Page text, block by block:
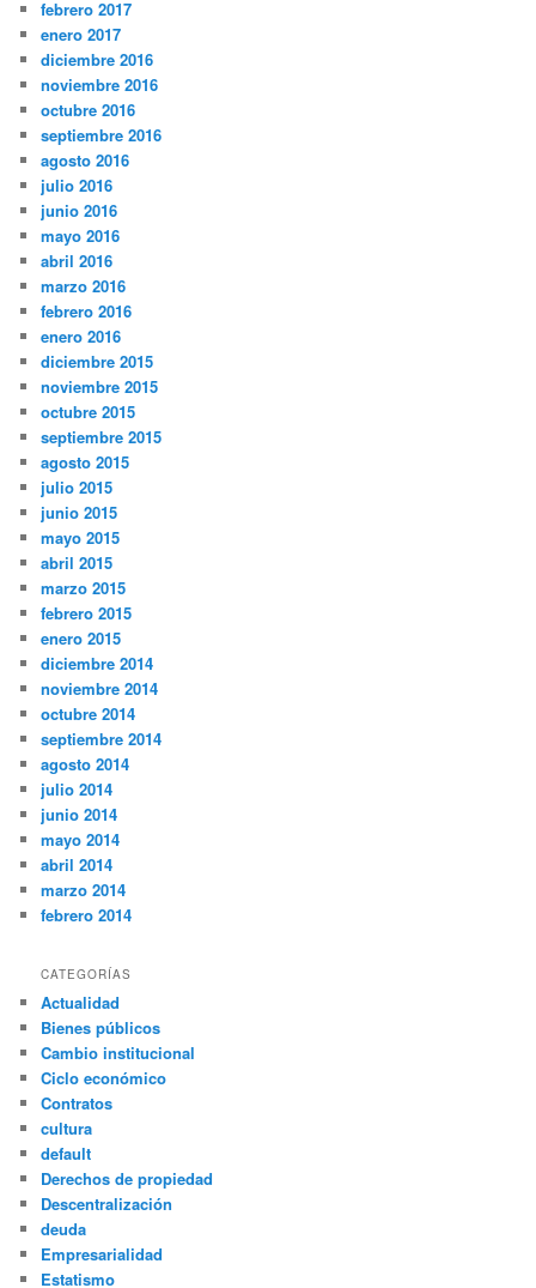
febrero 2017
enero 2017
diciembre 2016
noviembre 2016
octubre 2016
septiembre 2016
agosto 2016
julio 2016
junio 2016
mayo 2016
abril 2016
marzo 2016
febrero 2016
enero 2016
diciembre 2015
noviembre 2015
octubre 2015
septiembre 2015
agosto 2015
julio 2015
junio 2015
mayo 2015
abril 2015
marzo 2015
febrero 2015
enero 2015
diciembre 2014
noviembre 2014
octubre 2014
septiembre 2014
agosto 2014
julio 2014
junio 2014
mayo 2014
abril 2014
marzo 2014
febrero 2014
CATEGORÍAS
Actualidad
Bienes públicos
Cambio institucional
Ciclo económico
Contratos
cultura
default
Derechos de propiedad
Descentralización
deuda
Empresarialidad
Estatismo